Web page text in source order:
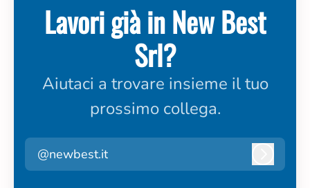
Lavori già in New Best
Srl?
Aiutaci a trovare insieme il tuo
prossimo collega.
@newbest.it